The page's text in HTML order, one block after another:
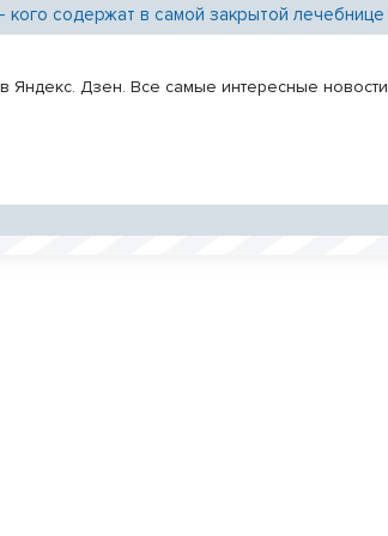
кого содержат в самой закрытой
Яндекс. Дзен. Все самые интересные новости